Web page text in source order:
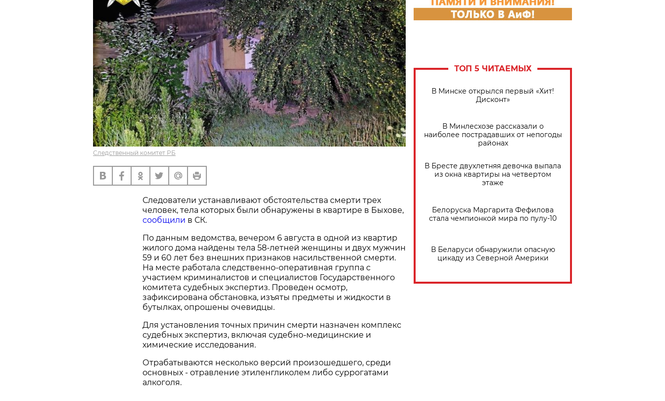
Следственный комитет РБ
Следователи устанавливают обстоятельства смерти трех
человек, тела которых были обнаружены в квартире в Быхове,
сообщили в СК.
По данным ведомства, вечером 6 августа в одной из квартир
жилого дома найдены тела 58-летней женщины и двух мужчин
59 и 60 лет без внешних признаков насильственной смерти.
На месте работала следственно-оперативная группа с
участием криминалистов и специалистов Государственного
комитета судебных экспертиз. Проведен осмотр,
зафиксирована обстановка, изъяты предметы и жидкости в
бутылках, опрошены очевидцы.
Для установления точных причин смерти назначен комплекс
судебных экспертиз, включая судебно-медицинские и
химические исследования.
Отрабатываются несколько версий произошедшего, среди
основных - отравление этиленгликолем либо суррогатами
алкоголя.
ТОП 5 ЧИТАЕМЫХ
В Минске открылся первый «Хит!
Дисконт»
В Минлесхозе рассказали о
наиболее пострадавших от непогоды
районах
В Бресте двухлетняя девочка выпала
из окна квартиры на четвертом
этаже
Белоруска Маргарита Фефилова
стала чемпионкой мира по пулу-10
В Беларуси обнаружили опасную
цикаду из Северной Америки